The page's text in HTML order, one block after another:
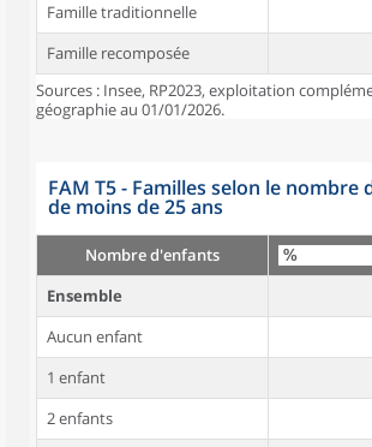
Famille traditionnelle
Famille recomposée
Sources : Insee, RP2023, exploitation
géographie au 01/01/2026.
FAM T5 - Familles selon le nombre
de moins de 25 ans
Nombre d'enfants
Ensemble
Aucun enfant
1 enfant
2 enfants